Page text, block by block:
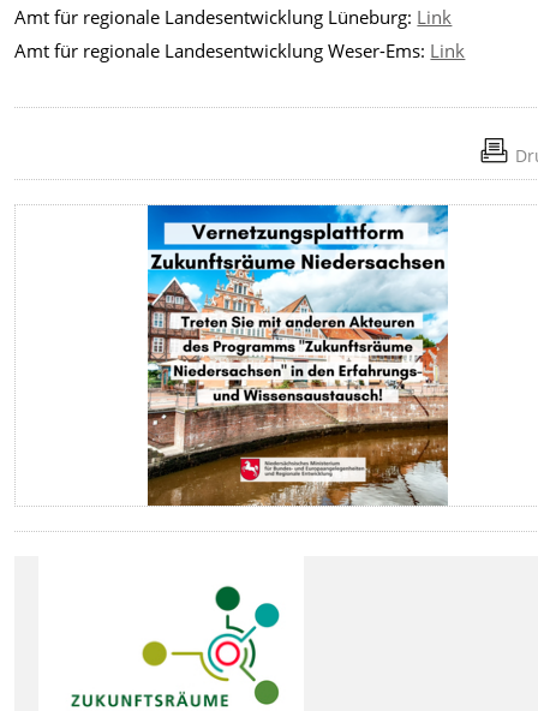
Amt für regionale Landesentwicklung Lüneburg: Link
Amt für regionale Landesentwicklung Weser-Ems: Link